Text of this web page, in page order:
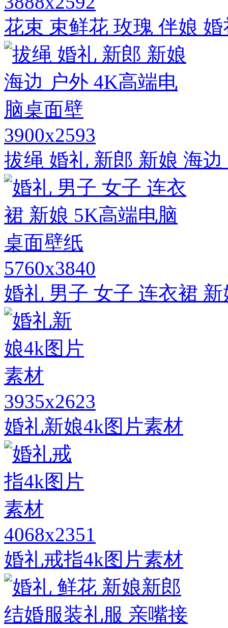
花束 束鲜花 玫瑰 伴娘
3900x2593
拔绳 婚礼 新郎 新娘 海
5760x3840
婚礼 男子 女子 连衣裙
3935x2623
婚礼新娘4k图片素材
4068x2351
婚礼戒指4k图片素材